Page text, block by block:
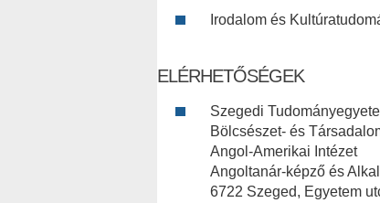
Irodalom és
ELÉRHETŐSÉGEK
Szegedi
Bölcsészet- és
Angol-Amerikai Intézet
Angoltanár-képző és
6722 Szeged, Egyetem